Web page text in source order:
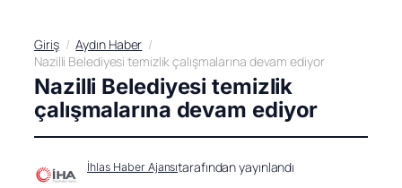
Giriş
Aydın Haber
Nazilli Belediyesi temizlik çalışmalarına devam ediyor
Nazilli Belediyesi temizlik
çalışmalarına devam ediyor
İhlas Haber Ajansıtarafından yayınlandı